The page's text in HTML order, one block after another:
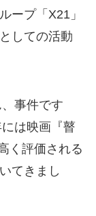
ープ「X21」
しての活動
事件です
は映画『瞽
く評価される
てきまし